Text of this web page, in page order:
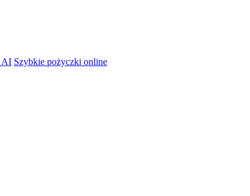
AI Szybkie pożyczki online